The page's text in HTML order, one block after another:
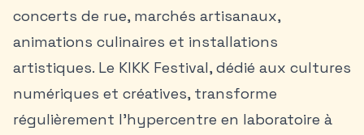
concerts de rue, marchés artisanaux,
animations culinaires et installations
artistiques. Le KIKK Festival, dédié aux cultures
numériques et créatives, transforme
régulièrement l’hypercentre en laboratoire à